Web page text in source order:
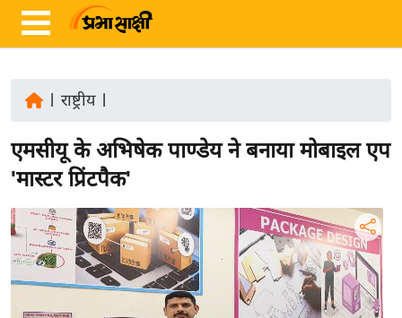
ज़ा
ख
र
रा
ष्ट्री
राष्ट्रीय|
एमसीयू के अभिषेक पाण्डेय ने बनाया मोबाइल एप
'मास्टर प्रिंटपैक'